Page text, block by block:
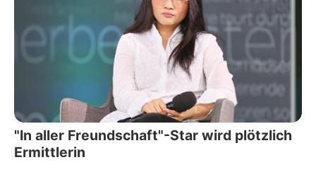
"In aller Freundschaft"-Star wird plötzlich
Ermittlerin